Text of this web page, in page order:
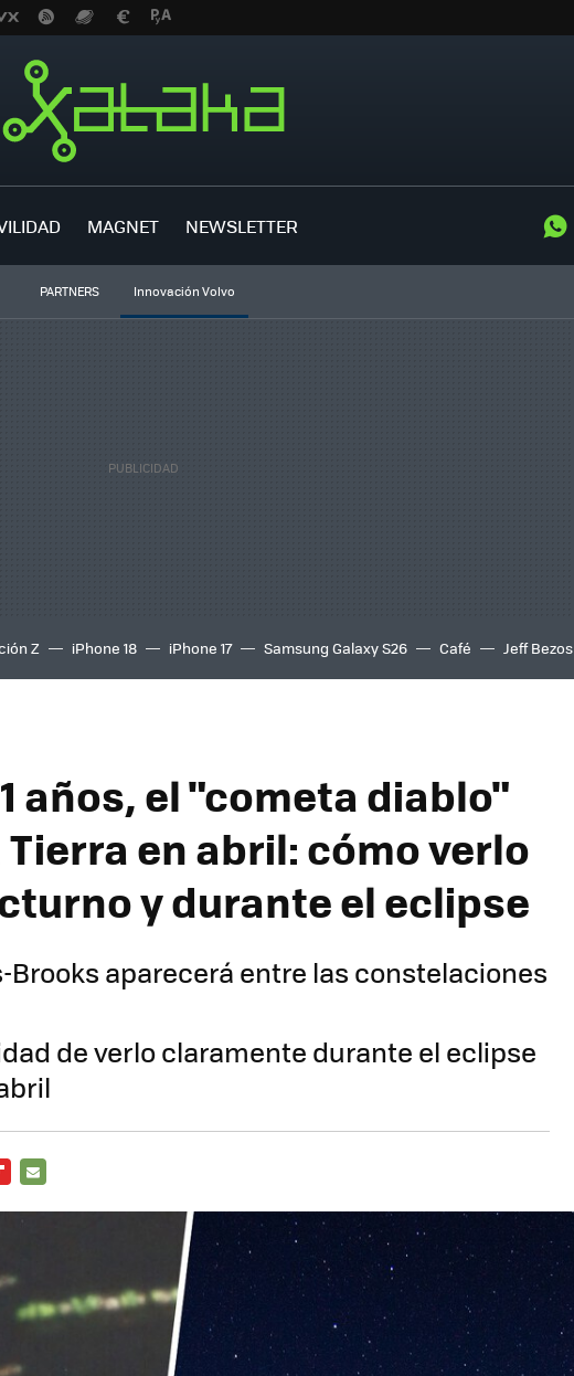
MAGNET NEWSLETTER
PARTNERS Innovación Volvo
Z iPhone 18 iPhone 17 Samsung Galaxy S26 Café Jeff Bezos
años, el "cometa diablo"
en abril: cómo verlo
y durante el eclipse
Brooks aparecerá entre las constelaciones
de verlo claramente durante el eclipse